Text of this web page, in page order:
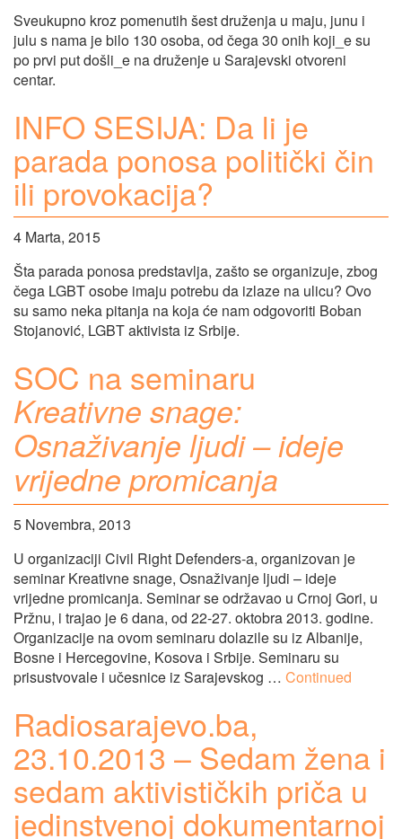
Sveukupno kroz pomenutih šest druženja u maju, junu i
julu s nama je bilo 130 osoba, od čega 30 onih koji_e su
po prvi put došli_e na druženje u Sarajevski otvoreni
centar.
INFO SESIJA: Da li je
parada ponosa politički čin
ili provokacija?
4 Marta, 2015
Šta parada ponosa predstavlja, zašto se organizuje, zbog
čega LGBT osobe imaju potrebu da izlaze na ulicu? Ovo
su samo neka pitanja na koja će nam odgovoriti Boban
Stojanović, LGBT aktivista iz Srbije.
SOC na seminaru
Kreativne snage:
Osnaživanje ljudi – ideje
vrijedne promicanja
5 Novembra, 2013
U organizaciji Civil Right Defenders-a, organizovan je
seminar Kreativne snage, Osnaživanje ljudi – ideje
vrijedne promicanja. Seminar se održavao u Crnoj Gori, u
Pržnu, i trajao je 6 dana, od 22-27. oktobra 2013. godine.
Organizacije na ovom seminaru dolazile su iz Albanije,
Bosne i Hercegovine, Kosova i Srbije. Seminaru su
prisustvovale i učesnice iz Sarajevskog … Continued
Radiosarajevo.ba,
23.10.2013 – Sedam žena i
sedam aktivističkih priča u
jedinstvenoj dokumentarnoj